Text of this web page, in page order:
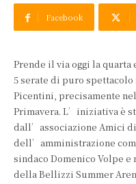
Facebook
Prende il via oggi la
5 serate di puro
Picentini, precisamente
Primavera. L’iniziativa è
dall’associazione Amici
dell’amministrazione
sindaco Domenico Volpe
della Bellizzi Summer